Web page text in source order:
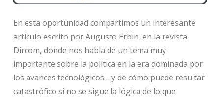
En esta oportunidad compartimos un interesante
artículo escrito por Augusto Erbin, en la revista
Dircom, donde nos habla de un tema muy
importante sobre la política en la era dominada por
los avances tecnológicos… y de cómo puede resultar
catastrófico si no se sigue la lógica de lo que